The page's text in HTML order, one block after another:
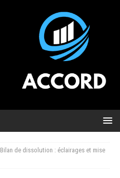
Bilan de dissolution : éclairages et mise